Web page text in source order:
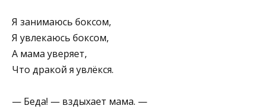
Я занимаюсь боксом,
Я увлекаюсь боксом,
А мама уверяет,
Что дракой я увлёкся.
— Беда! — вздыхает мама. —